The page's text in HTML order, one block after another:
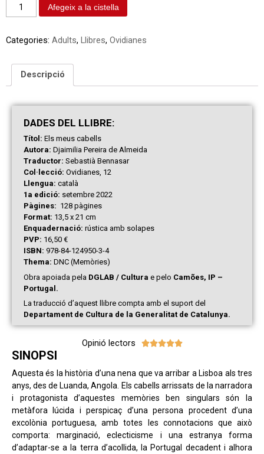
Afegeix a la cistella
Categories: Adults, Llibres, Ovidianes
Descripció
DADES DEL LLIBRE:
Títol: Els meus cabells
Autora: Djaimilia Pereira de Almeida
Traductor: Sebastià Bennasar
Col·lecció: Ovidianes, 12
Llengua: català
1a edició: setembre 2022
Pàgines: 128 pàgines
Format: 13,5 x 21 cm
Enquadernació: rústica amb solapes
PVP: 16,50 €
ISBN: 978-84-124950-3-4
Thema: DNC (Memòries)
Obra apoiada pela DGLAB / Cultura e pelo Camões, IP –
Portugal.
La traducció d’aquest llibre compta amb el suport del
Departament de Cultura de la Generalitat de Catalunya.
Opinió lectors 
SINOPSI
Aquesta és la història d’una nena que va arribar a Lisboa als tres
anys, des de Luanda, Angola. Els cabells arrissats de la narradora
i protagonista d’aquestes memòries ben singulars són la
metàfora lúcida i perspicaç d’una persona procedent d’una
excolònia portuguesa, amb totes les connotacions que això
comporta: marginació, eclecticisme i una estranya forma
d’adaptar-se a la terra d’acollida, la Portugal decadent i alhora